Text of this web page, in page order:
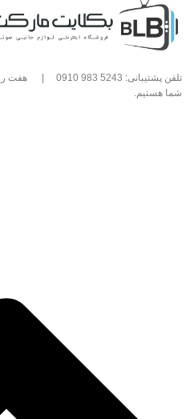
تلفن پشتیبانی: 5243 983 0910
شما هستیم.